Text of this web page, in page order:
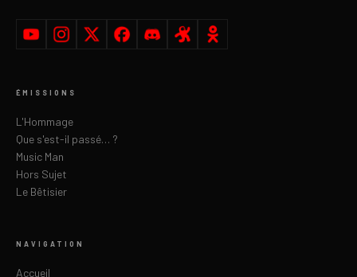
ÉMISSIONS
L'Hommage
Que s'est-il passé… ?
Music Man
Hors Sujet
Le Bêtisier
NAVIGATION
Accueil